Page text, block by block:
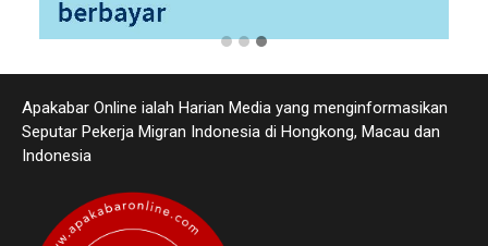
Apakabar Online ialah Harian Media yang menginformasikan
Seputar Pekerja Migran Indonesia di Hongkong, Macau dan
Indonesia